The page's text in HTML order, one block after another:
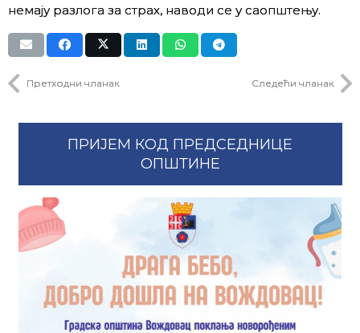
немају разлога за страх, наводи се у саопштењу.
Претходни чланак Следећи чланак
ПРИЈЕМ КОД ПРЕДСЕДНИЦЕ
ОПШТИНЕ